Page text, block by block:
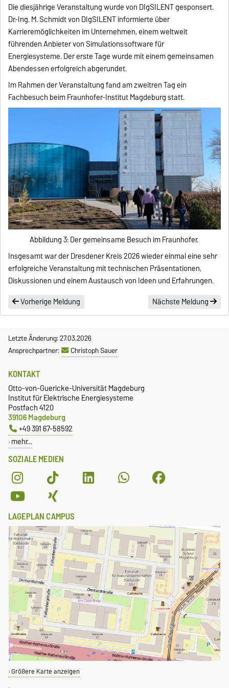
Die diesjährige Veranstaltung wurde von DIgSILENT gesponsert.
Dr.-Ing. M. Schmidt von DIgSILENT informierte über
Karrieremöglichkeiten im Unternehmen, einem weltweit
führenden Anbieter von Simulationssoftware für
Energiesysteme. Der erste Tage wurde mit einem gemeinsamen
Abendessen erfolgreich abgerundet.
Im Rahmen der Veranstaltung fand am zweitren Tag ein
Fachbesuch beim Fraunhofer-Institut Magdeburg statt.
Abbildung 3: Der gemeinsame Besuch im Fraunhofer.
Insgesamt war der Dresdener Kreis 2026 wieder einmal eine sehr
erfolgreiche Veranstaltung mit technischen Präsentationen,
Diskussionen und einem Austausch von Ideen und Erfahrungen.
Vorherige Meldung
Nächste Meldung
Letzte Änderung: 27.03.2026
Ansprechpartner:
Christoph Sauer
SOZIALE MEDIEN
KONTAKT
Otto-von-Guericke-Universität Magdeburg
Institut für Elektrische Energiesysteme
Postfach 4120
39106 Magdeburg
+49 391 67-58592
mehr…
LAGEPLAN CAMPUS
Größere Karte anzeigen